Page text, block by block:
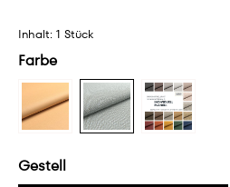
Inhalt: 1 Stück
Farbe
Gestell